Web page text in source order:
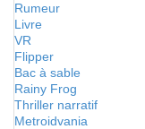
Rumeur
Livre
VR
Flipper
Bac à sable
Rainy Frog
Thriller narratif
Metroidvania